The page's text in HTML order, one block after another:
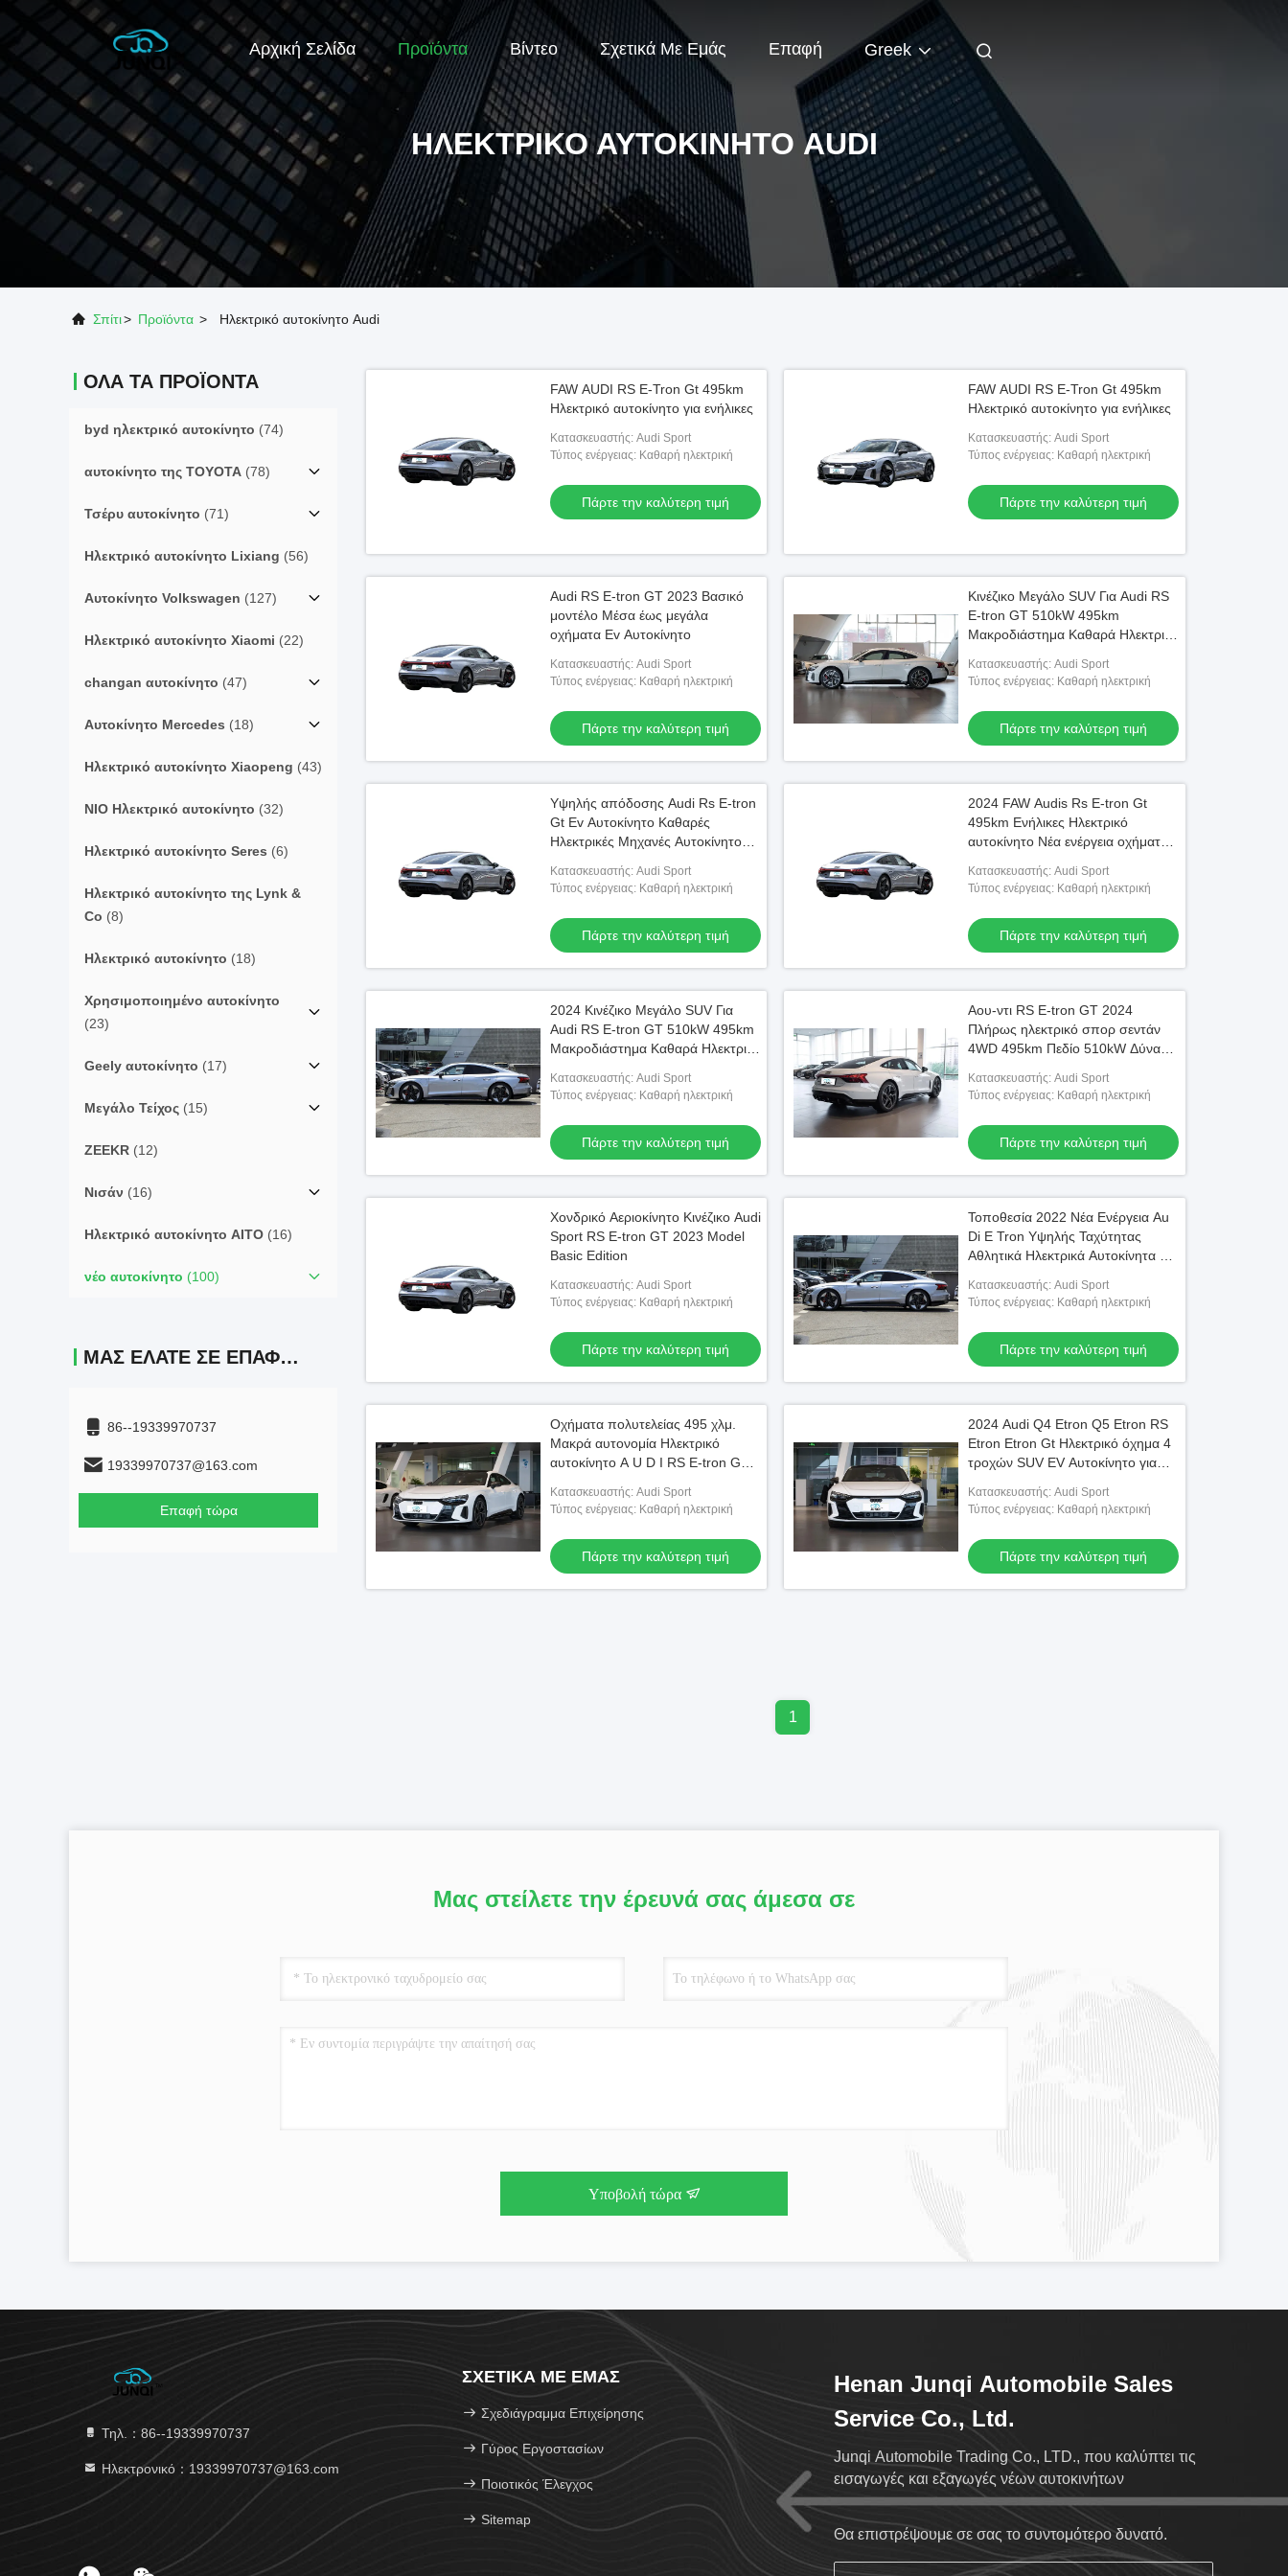
Αρχική Σελίδα Προϊόντα Βίντεο Σχετικά Με Εμάς Επαφή Greek
ΗΛΕΚΤΡΙΚΌ ΑΥΤΟΚΊΝΗΤΟ AUDI
Σπίτι> Προϊόντα > Ηλεκτρικό αυτοκίνητο Audi
ΌΛΑ ΤΑ ΠΡΟΪΌΝΤΑ
byd ηλεκτρικό αυτοκίνητο (74)
αυτοκίνητο της TOYOTA (78)
Τσέρυ αυτοκίνητο (71)
Ηλεκτρικό αυτοκίνητο Lixiang (56)
Αυτοκίνητο Volkswagen (127)
Ηλεκτρικό αυτοκίνητο Xiaomi (22)
changan αυτοκίνητο (47)
Αυτοκίνητο Mercedes (18)
Ηλεκτρικό αυτοκίνητο Xiaopeng (43)
NIO Ηλεκτρικό αυτοκίνητο (32)
Ηλεκτρικό αυτοκίνητο Seres (6)
Ηλεκτρικό αυτοκίνητο της Lynk &
Co (8)
Ηλεκτρικό αυτοκίνητο (18)
Χρησιμοποιημένο αυτοκίνητο
(23)
Geely αυτοκίνητο (17)
Μεγάλο Τείχος (15)
ZEEKR (12)
Νισάν (16)
Ηλεκτρικό αυτοκίνητο AITO (16)
νέο αυτοκίνητο (100)
ΜΑΣ ΕΛΆΤΕ ΣΕ ΕΠΑΦΉ ΜΕ
86--19339970737
19339970737@163.com
Επαφή τώρα
FAW AUDI RS E-Tron Gt 495km
Ηλεκτρικό αυτοκίνητο για ενήλικες
Κατασκευαστής: Audi Sport
Τύπος ενέργειας: Καθαρή ηλεκτρική
Πάρτε την καλύτερη τιμή
FAW AUDI RS E-Tron Gt 495km
Ηλεκτρικό αυτοκίνητο για ενήλικες
Κατασκευαστής: Audi Sport
Τύπος ενέργειας: Καθαρή ηλεκτρική
Πάρτε την καλύτερη τιμή
Audi RS E-tron GT 2023 Βασικό
μοντέλο Μέσα έως μεγάλα
οχήματα Ev Αυτοκίνητο
Κατασκευαστής: Audi Sport
Τύπος ενέργειας: Καθαρή ηλεκτρική
Πάρτε την καλύτερη τιμή
Κινέζικο Μεγάλο SUV Για Audi RS
E-tron GT 510kW 495km
Μακροδιάστημα Καθαρά Ηλεκτρικά
Κατασκευαστής: Audi Sport
Τύπος ενέργειας: Καθαρή ηλεκτρική
Πάρτε την καλύτερη τιμή
Υψηλής απόδοσης Audi Rs E-tron
Gt Ev Αυτοκίνητο Καθαρές
Ηλεκτρικές Μηχανές Αυτοκίνητο
Κατασκευαστής: Audi Sport
Τύπος ενέργειας: Καθαρή ηλεκτρική
Πάρτε την καλύτερη τιμή
2024 FAW Audis Rs E-tron Gt
495km Ενήλικες Ηλεκτρικό
αυτοκίνητο Νέα ενέργεια οχήματα
Κατασκευαστής: Audi Sport
Τύπος ενέργειας: Καθαρή ηλεκτρική
Πάρτε την καλύτερη τιμή
2024 Κινέζικο Μεγάλο SUV Για
Audi RS E-tron GT 510kW 495km
Μακροδιάστημα Καθαρά Ηλεκτρικά
Κατασκευαστής: Audi Sport
Τύπος ενέργειας: Καθαρή ηλεκτρική
Πάρτε την καλύτερη τιμή
Αου-ντι RS E-tron GT 2024
Πλήρως ηλεκτρικό σπορ σεντάν
4WD 495km Πεδίο 510kW Δύναμη
προηγμένα χαρακτηριστικά
ασφάλειας
Κατασκευαστής: Audi Sport
Τύπος ενέργειας: Καθαρή ηλεκτρική
Πάρτε την καλύτερη τιμή
Χονδρικό Αεριοκίνητο Κινέζικο Audi
Sport RS E-tron GT 2023 Model
Basic Edition
Κατασκευαστής: Audi Sport
Τύπος ενέργειας: Καθαρή ηλεκτρική
Πάρτε την καλύτερη τιμή
Τοποθεσία 2022 Νέα Ενέργεια Au
Di E Tron Υψηλής Ταχύτητας
Αθλητικά Ηλεκτρικά Αυτοκίνητα Au
Αυτοκίνητο Rs Au Di E-tron Gt
Αυτοκίνητο
Κατασκευαστής: Audi Sport
Τύπος ενέργειας: Καθαρή ηλεκτρική
Πάρτε την καλύτερη τιμή
Οχήματα πολυτελείας 495 χλμ.
Μακρά αυτονομία Ηλεκτρικό
αυτοκίνητο A U D I RS E-tron GT 4
Κατασκευαστής: Audi Sport
Τύπος ενέργειας: Καθαρή ηλεκτρική
Πάρτε την καλύτερη τιμή
2024 Audi Q4 Etron Q5 Etron RS
Etron Etron Gt Ηλεκτρικό όχημα 4
τροχών SUV EV Αυτοκίνητο για
αυτοκίνητο Μεγάλη ταχύτητα Νέα
ενέργεια Ηλεκτρικό αυτοκίνητο
Ηλεκτρικό αυτοκίνητο
Κατασκευαστής: Audi Sport
Τύπος ενέργειας: Καθαρή ηλεκτρική
Πάρτε την καλύτερη τιμή
1
Μας στείλετε την έρευνά σας άμεσα σε
Υποβολή τώρα
Τηλ.：86--19339970737
Ηλεκτρονικό：19339970737@163.com
ΣΧΕΤΙΚΆ ΜΕ ΕΜΆΣ
Σχεδιάγραμμα Επιχείρησης
Γύρος Εργοστασίων
Ποιοτικός Έλεγχος
Sitemap
Henan Junqi Automobile Sales
Service Co., Ltd.
Junqi Automobile Trading Co., LTD., που καλύπτει τις
εισαγωγές και εξαγωγές νέων αυτοκινήτων
Θα επιστρέψουμε σε σας το συντομότερο δυνατό.